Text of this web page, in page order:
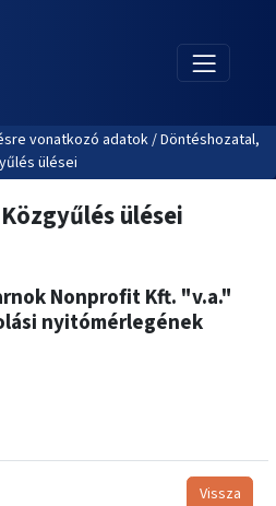
vonatkozó adatok / Döntéshozatal,
ülései
ülései
Nonprofit Kft. "v.a."
nyitómérlegének
Vissza